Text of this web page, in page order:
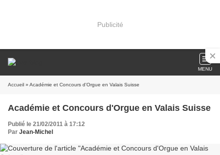
Publicité
MENU
Accueil » Académie et Concours d'Orgue en Valais Suisse
Académie et Concours d'Orgue en Valais Suisse
Publié le 21/02/2011 à 17:12
Par Jean-Michel